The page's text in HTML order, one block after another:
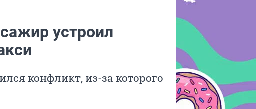
устроил
конфликт, из-за которого